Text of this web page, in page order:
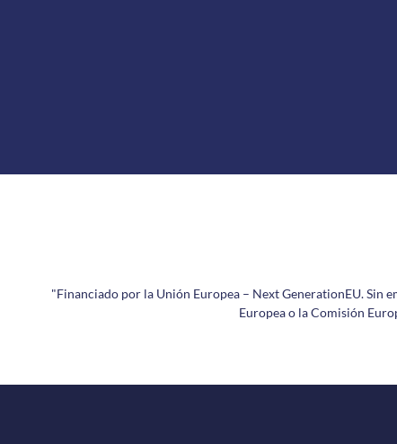
"Financiado por la Unión Europea – Next GenerationEU. Sin
Europea o la Comisión